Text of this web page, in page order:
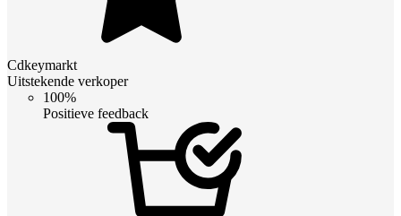
Cdkeymarkt
Uitstekende verkoper
100%
Positieve feedback